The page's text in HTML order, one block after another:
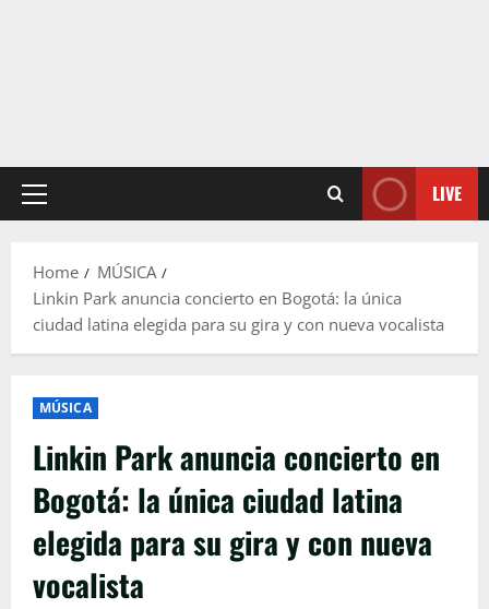
Primary
LIVE
Home
MÚSICA
Linkin Park anuncia concierto en Bogotá: la única
ciudad latina elegida para su gira y con nueva vocalista
MÚSICA
Linkin Park anuncia concierto en
Bogotá: la única ciudad latina
elegida para su gira y con nueva
vocalista